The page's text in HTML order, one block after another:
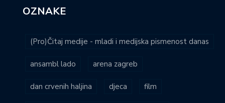
OZNAKE
(Pro)Čitaj medije - mladi i medijska pismenost danas
ansambl lado arena zagreb
dan crvenih haljina djeca film